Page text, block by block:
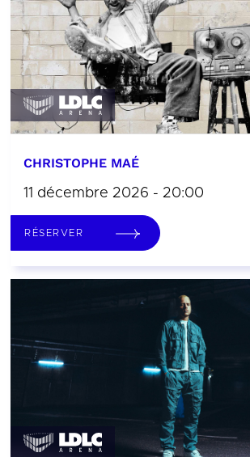
CHRISTOPHE MAÉ
11 décembre 2026 - 20:00
RÉSERVER